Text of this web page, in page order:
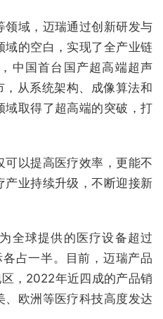
域，迈瑞通过创新研发与
域的空白，实现了全产业链
中国首台国产超高端超声
从系统架构、成像算法和
域取得了超高端的突破，打
以提高医疗效率，更能不
业持续升级，不断迎接新
全球提供的医疗设备超过
占一半。目前，迈瑞产品
，2022年近四成的产品销
欧洲等医疗科技高度发达